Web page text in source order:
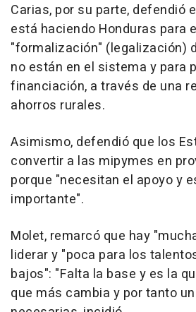
Carias, por su parte, defendió
está haciendo Honduras para
"formalización" (legalización)
no están en el sistema y para
financiación, a través de una
ahorros rurales.
Asimismo, defendió que los
convertir a las mipymes en
porque "necesitan el apoyo y
importante".
Molet, remarcó que hay
liderar y "poca para los
bajos": "Falta la base y es la
que más cambia y por tanto